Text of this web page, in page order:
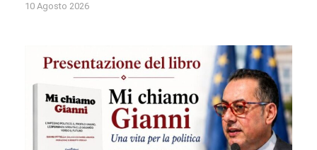
10 Agosto 2026